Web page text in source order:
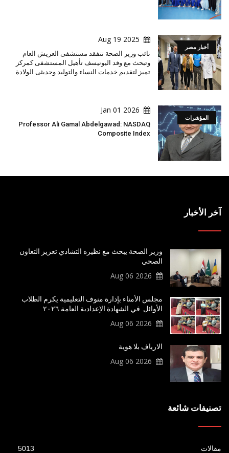
أخبار مصر
2025 Aug 19
نائب وزير الصحة تتفقد مستشفى العريش العام
وتبحث مع وفد اليونيسف تأهيل المستشفى كمركز
تميز لتقديم خدمات النساء والتوليد وحديثى الولادة
المؤشرات
2026 Jan 01
Professor Ali Gamal Abdelgawad: NASDAQ
Composite Index
آخر الأخبار
وزير الصحة يبحث مع نظيره التشادي تعزيز التعاون
الصحي
2026 Aug 06
مجلس الأمناء بإدارة منوف التعليمية يكرم الطلاب
الأوائل في الشهادة الإعدادية العامة ٢٠٢٦
2026 Aug 06
الارياف بلا هوية
2026 Aug 06
تصنيفات شائعة
مقالات 5013